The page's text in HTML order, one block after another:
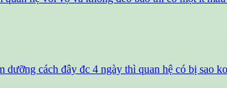
cách đây đc 4 ngày thì quan hệ có bị sao